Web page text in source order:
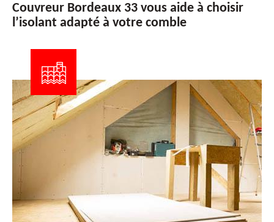
Couvreur Bordeaux 33 vous aide à choisir
l’isolant adapté à votre comble